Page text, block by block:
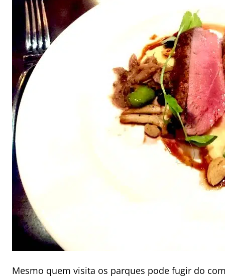
Mesmo quem visita os parques pode fugir do